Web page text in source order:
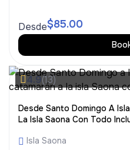
Desde$85.00
4.9(13)
Desde Santo Domingo A
La Isla Saona Con Todo
Isla Saona